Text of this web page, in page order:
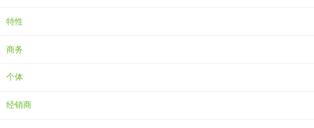
特性
商务
个体
经销商